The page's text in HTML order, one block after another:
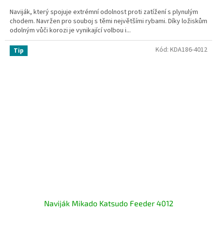
Naviják, který spojuje extrémní odolnost proti zatížení s plynulým
chodem. Navržen pro souboj s těmi největšími rybami. Díky ložiskům
odolným vůči korozi je vynikající volbou i...
Tip
Naviják Mikado Katsudo Feeder 4012
Kód: KDA186-4012